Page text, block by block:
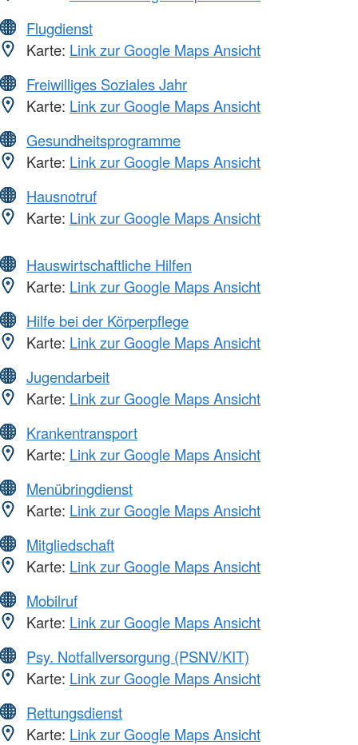
Flugdienst
Karte: Link zur Google Maps Ansicht
Freiwilliges Soziales Jahr
Karte: Link zur Google Maps Ansicht
Gesundheitsprogramme
Karte: Link zur Google Maps Ansicht
Hausnotruf
Karte: Link zur Google Maps Ansicht
Hauswirtschaftliche Hilfen
Karte: Link zur Google Maps Ansicht
Hilfe bei der Körperpflege
Karte: Link zur Google Maps Ansicht
Jugendarbeit
Karte: Link zur Google Maps Ansicht
Krankentransport
Karte: Link zur Google Maps Ansicht
Menübringdienst
Karte: Link zur Google Maps Ansicht
Mitgliedschaft
Karte: Link zur Google Maps Ansicht
Mobilruf
Karte: Link zur Google Maps Ansicht
Psy. Notfallversorgung (PSNV/KIT)
Karte: Link zur Google Maps Ansicht
Rettungsdienst
Karte: Link zur Google Maps Ansicht